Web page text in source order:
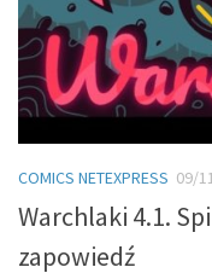
COMICS NETEXPRESS 09/
Warchlaki 4.1.
zapowiedź